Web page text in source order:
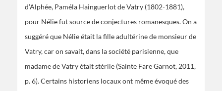
d’Alphée, Paméla Hainguerlot de Vatry (1802-1881),
pour Nélie fut source de conjectures romanesques. On a
suggéré que Nélie était la fille adultérine de monsieur de
Vatry, car on savait, dans la société parisienne, que
madame de Vatry était stérile (Sainte Fare Garnot, 2011,
p. 6). Certains historiens locaux ont même évoqué des